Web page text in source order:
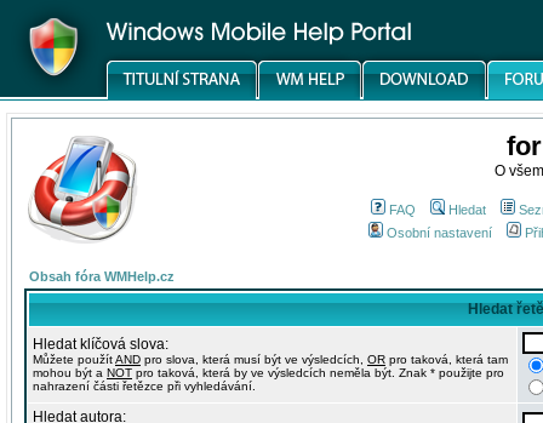
O
FAQ Hledat
Osobní nastavení
Obsah fóra WMHelp.cz
Hledat
Hledat klíčová slova:
Můžete použítAND pro slova, která musí být ve výsledcích, OR pro taková, která tam
mohou být a NOT pro taková, která by ve výsledcích neměla být. Znak * použijte pro
nahrazení části řetězce při vyhledávání.
Hledat autora: